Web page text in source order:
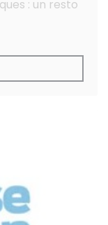
: un resto